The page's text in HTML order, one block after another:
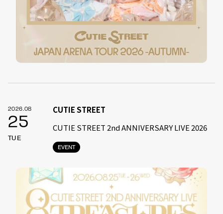
2026.08
25
TUE
EVENT
CUTIE STREET
CUTIE STREET 2nd ANNIVERSARY LIVE 2026